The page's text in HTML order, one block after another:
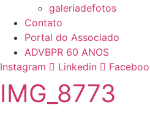
galeriadefotos
Contato
Portal do Associado
ADVBPR 60 ANOS
Instagram
Linkedin
IMG_8773